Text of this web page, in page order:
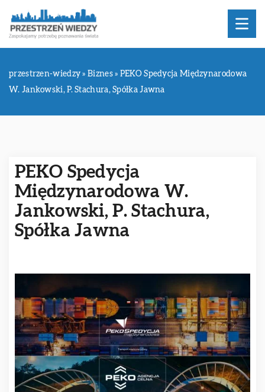
przestrzen-wiedzy »Biznes» PEKO Spedycja Międzynarodowa
W. Jankowski, P. Stachura, Spółka Jawna
PEKO Spedycja
Międzynarodowa W.
Jankowski, P. Stachura,
Spółka Jawna